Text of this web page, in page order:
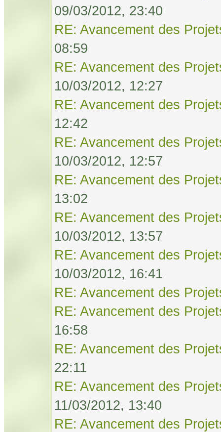
09/03/2012, 23:40
RE: Avancement des
08:59
RE: Avancement des
10/03/2012, 12:27
RE: Avancement des
12:42
RE: Avancement des
10/03/2012, 12:57
RE: Avancement des
13:02
RE: Avancement des
10/03/2012, 13:57
RE: Avancement des
10/03/2012, 16:41
RE: Avancement des
RE: Avancement des
16:58
RE: Avancement des
22:11
RE: Avancement des
11/03/2012, 13:40
RE: Avancement des